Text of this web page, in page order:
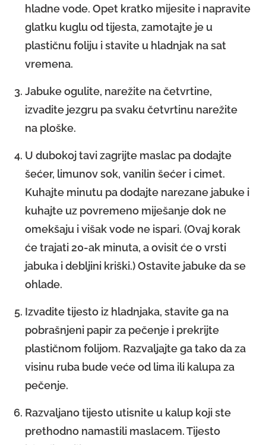
hladne vode. Opet kratko mijesite i napravite
glatku kuglu od tijesta, zamotajte je u
plastičnu foliju i stavite u hladnjak na sat
vremena.
Jabuke ogulite, narežite na četvrtine,
izvadite jezgru pa svaku četvrtinu narežite
na ploške.
U dubokoj tavi zagrijte maslac pa dodajte
šećer, limunov sok, vanilin šećer i cimet.
Kuhajte minutu pa dodajte narezane jabuke i
kuhajte uz povremeno miješanje dok ne
omekšaju i višak vode ne ispari. (Ovaj korak
će trajati 20-ak minuta, a ovisit će o vrsti
jabuka i debljini kriški.) Ostavite jabuke da se
ohlade.
Izvadite tijesto iz hladnjaka, stavite ga na
pobrašnjeni papir za pečenje i prekrijte
plastičnom folijom. Razvaljajte ga tako da za
visinu ruba bude veće od lima ili kalupa za
pečenje.
Razvaljano tijesto utisnite u kalup koji ste
prethodno namastili maslacem. Tijesto